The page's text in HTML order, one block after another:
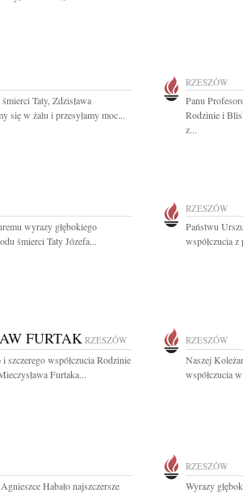
Taty, Zdzisława
się w żalu i przesyłamy moc...
RZESZÓW
Panu
Rodzinie i
z...
wyrazy głębokiego
śmierci Taty Józefa...
RZESZÓW
Państwu
współczucia
FURTAK RZESZÓW
szczerego współczucia Rodzinie
Furtaka...
RZESZÓW
Naszej
współczucia
Habało najszczersze
RZESZÓW
Wyrazy